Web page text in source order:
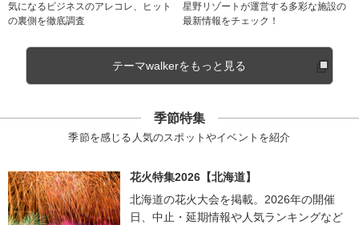
気になるビジネスのアレコレ、ヒット
の裏側を徹底調査
星野リゾートが運営する多彩な施設の
最新情報をチェック！
テーマwalkerをもっと見る
季節特集
季節を感じる人気のスポットやイベントを紹介
花火特集2026【北海道】
北海道の花火大会を掲載。2026年の開催
日、中止・延期情報や人気ランキングなど